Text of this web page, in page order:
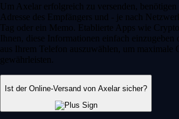
Um Axelar erfolgreich zu versenden,
Adresse des Empfängers und - je nach
Tag oder ein Memo. Etablierte Apps wie
Ihnen, diese Informationen einfach einzugeben
aus Ihrem Telefon auszuwählen, um maximale
gewährleisten.
Ist der Online-Versand von Axelar sicher?